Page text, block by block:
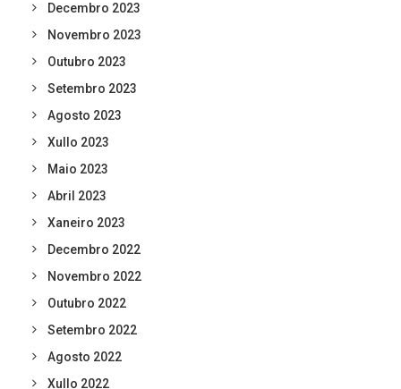
Decembro 2023
Novembro 2023
Outubro 2023
Setembro 2023
Agosto 2023
Xullo 2023
Maio 2023
Abril 2023
Xaneiro 2023
Decembro 2022
Novembro 2022
Outubro 2022
Setembro 2022
Agosto 2022
Xullo 2022